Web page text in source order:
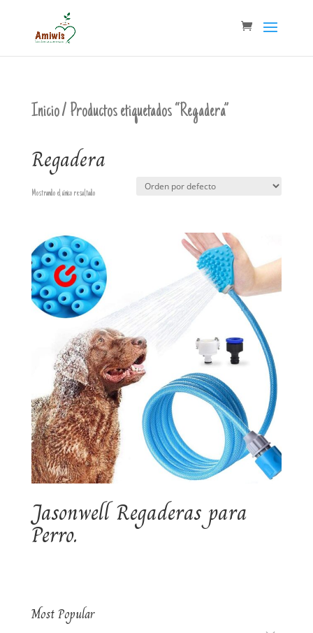
Inicio/ Productos etiquetados “Regadera”
Regadera
Mostrando el único resultado
Jasonwell Regaderas para
Perro.
Most Popular